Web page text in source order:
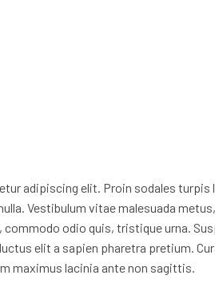
adipiscing elit. Proin sodales
Vestibulum vitae malesuada
odio quis, tristique urna.
elit a sapien pharetra pretium.
maximus lacinia ante non sagittis.